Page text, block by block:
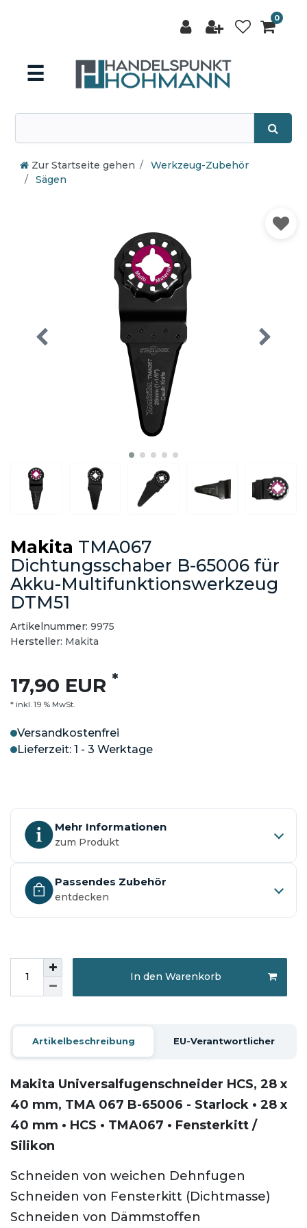
0
☰
Zur Startseite gehen
Werkzeug-Zubehör
Sägen
Makita TMA067
Dichtungsschaber B-65006 für
Akku-Multifunktionswerkzeug
DTM51
Artikelnummer: 9975
Hersteller: Makita
17,90 EUR *
* inkl. 19 % MwSt.
Versandkostenfrei
Lieferzeit: 1 - 3 Werktage
Mehr Informationen
zum Produkt
Passendes Zubehör
entdecken
In den Warenkorb
Artikelbeschreibung EU-Verantwortlicher
Makita Universalfugenschneider HCS, 28 x
40 mm, TMA 067 B-65006 - Starlock • 28 x
40 mm • HCS • TMA067 • Fensterkitt /
Silikon
Schneiden von weichen Dehnfugen
Schneiden von Fensterkitt (Dichtmasse)
Schneiden von Dämmstoffen